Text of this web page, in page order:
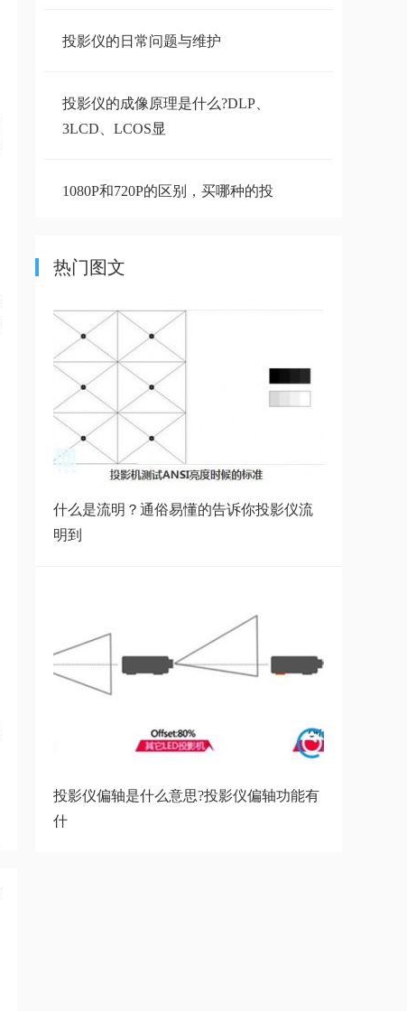
投影仪的日常问题与维护
投影仪的成像原理是什么?DLP、
3LCD、LCOS显
1080P和720P的区别，买哪种的投
什么是流明？通俗易懂的告诉你投
投影仪使用寿命为什么有长有短，
怎么才能提
三分钟带你了解投影仪散热的重要
投影仪为什么发热，怎么才能有效
必看：投影仪CPU（含Mstar和
Amlogic）芯片
热门图文
什么是流明？通俗易懂的告诉你投影仪流
明到
投影仪偏轴是什么意思?投影仪偏轴功能有
什